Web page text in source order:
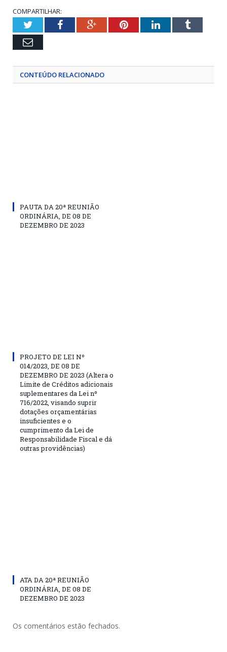
COMPARTILHAR:
TwitterFacebookGoogle+PinterestLinkedInTumblr
Email
CONTEÚDO RELACIONADO
PAUTA DA 20ª REUNIÃO
ORDINÁRIA, DE 08 DE
DEZEMBRO DE 2023
PROJETO DE LEI Nº
014/2023, DE 08 DE
DEZEMBRO DE 2023 (Altera o
Limite de Créditos adicionais
suplementares da Lei nº
716/2022, visando suprir
dotações orçamentárias
insuficientes e o
cumprimento da Lei de
Responsabilidade Fiscal e dá
outras providências)
ATA DA 20ª REUNIÃO
ORDINÁRIA, DE 08 DE
DEZEMBRO DE 2023
Os comentários estão fechados.